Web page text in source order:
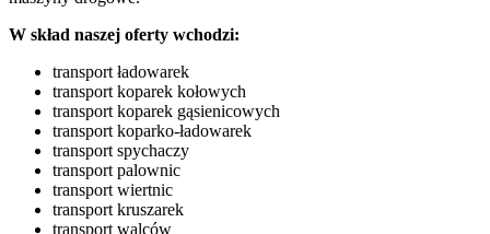
W skład naszej oferty wchodzi:
transport ładowarek
transport koparek kołowych
transport koparek gąsienicowych
transport koparko-ładowarek
transport spychaczy
transport palownic
transport wiertnic
transport kruszarek
transport walców